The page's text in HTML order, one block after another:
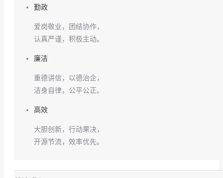
勤政
爱岗敬业，团结协作，
认真严谨，积极主动。
廉洁
重德讲信，以德治企，
洁身自律，公平公正。
高效
大胆创新，行动果决，
开源节流，效率优先。